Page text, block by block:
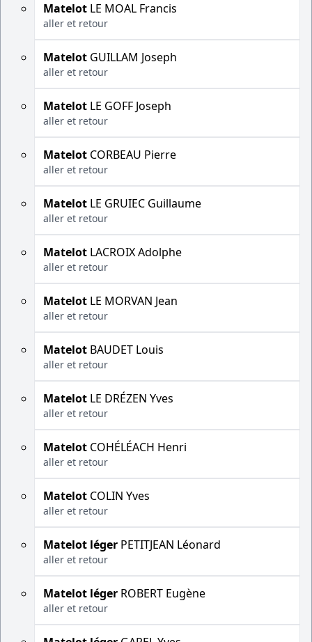
Matelot LE MOAL Francis
aller et retour
Matelot GUILLAM Joseph
aller et retour
Matelot LE GOFF Joseph
aller et retour
Matelot CORBEAU Pierre
aller et retour
Matelot LE GRUIEC Guillaume
aller et retour
Matelot LACROIX Adolphe
aller et retour
Matelot LE MORVAN Jean
aller et retour
Matelot BAUDET Louis
aller et retour
Matelot LE DRÉZEN Yves
aller et retour
Matelot COHÉLÉACH Henri
aller et retour
Matelot COLIN Yves
aller et retour
Matelot léger PETITJEAN Léonard
aller et retour
Matelot léger ROBERT Eugène
aller et retour